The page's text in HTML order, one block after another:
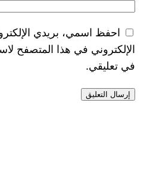
احفظ اسمي، بريدي
الإلكتروني في هذا المتصفح
في تعليقي.